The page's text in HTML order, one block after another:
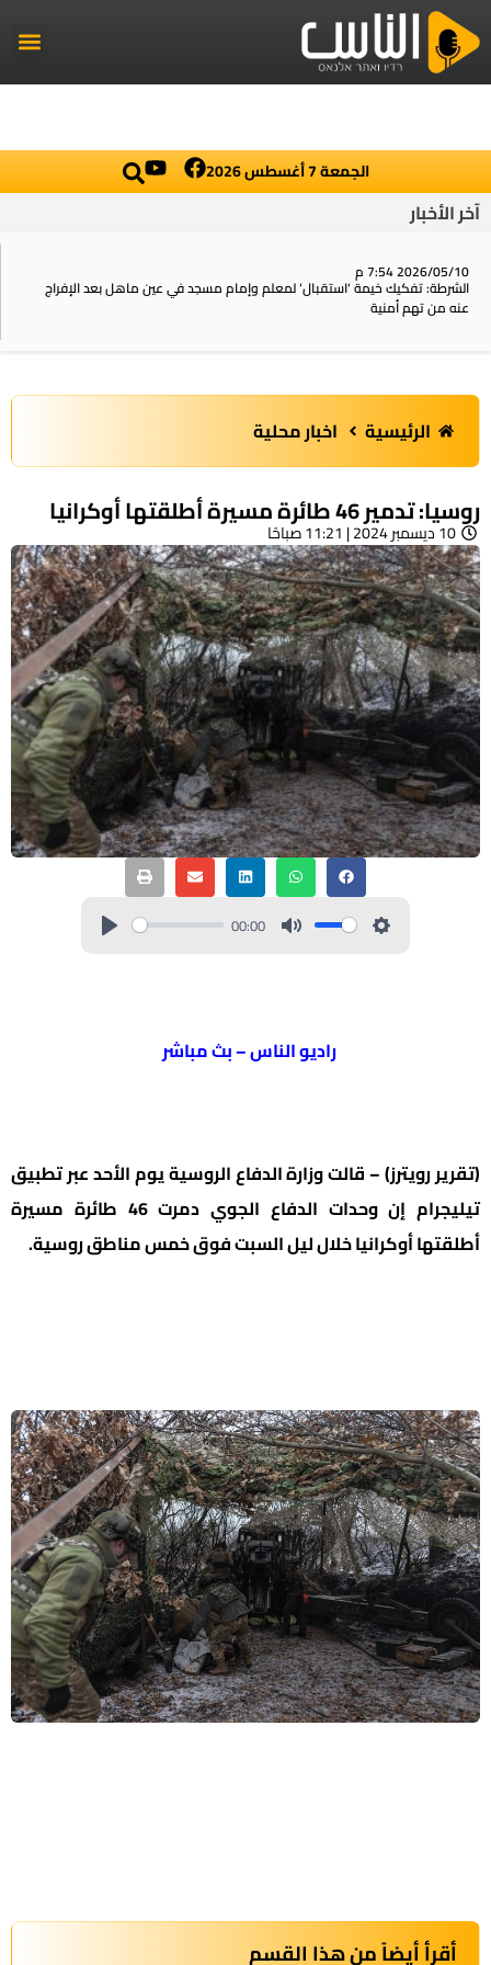
الجمعة 7 أغسطس 2026
آخر الأخبار
2026/05/10 7:54 م
الشرطة: تفكيك خيمة ‘استقبال‘ لمعلم وإمام مسجد في عين ماهل بعد الإفراج
عنه من تهم أمنية
الرئيسية اخبار محلية
روسيا: تدمير 46 طائرة مسيرة أطلقتها أوكرانيا
10 ديسمبر 2024 | 11:21 صباحًا
00:00
راديو الناس – بث مباشر
(تقرير رويترز) – قالت وزارة الدفاع الروسية يوم الأحد عبر تطبيق
تيليجرام إن وحدات الدفاع الجوي دمرت 46 طائرة مسيرة
أطلقتها أوكرانيا خلال ليل السبت فوق خمس مناطق روسية.
أقرأ أيضاً من هذا القسم